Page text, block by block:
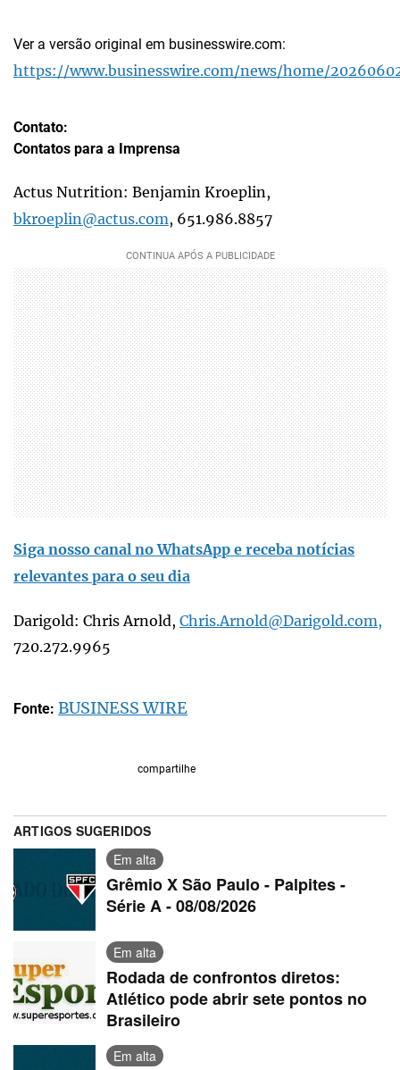
Ver a versão original em businesswire.com:
https://www.businesswire.com/news/home/
Contato:
Contatos para a Imprensa
Actus Nutrition: Benjamin Kroeplin,
bkroeplin@actus.com, 651.986.8857
Siga nosso canal no WhatsApp e receba notícias
relevantes para o seu dia
Darigold: Chris Arnold, Chris.Arnold@Darigold.com,
720.272.9965
Fonte: BUSINESS WIRE
compartilhe